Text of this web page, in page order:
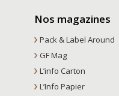
Nos magazines
Pack & Label Around
GF Mag
L’info Carton
L’Info Papier